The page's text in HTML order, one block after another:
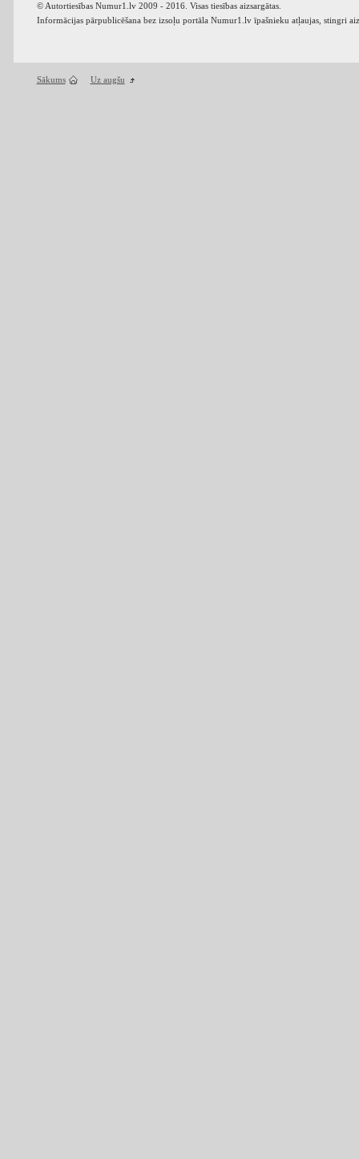
© Autortiesības Numur1.lv 2009 - 2016. Visas tiesības aizsargātas.
Informācijas pārpublicēšana bez izsoļu portāla Numur1.lv īpašnieku atļaujas, stingri
Sākums Uz augšu